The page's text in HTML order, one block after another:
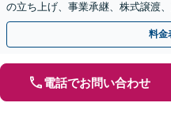
の立ち上げ、事業承継、株式譲渡
ー・ドラフトなどに対応。
料金
電話でお問い合わせ